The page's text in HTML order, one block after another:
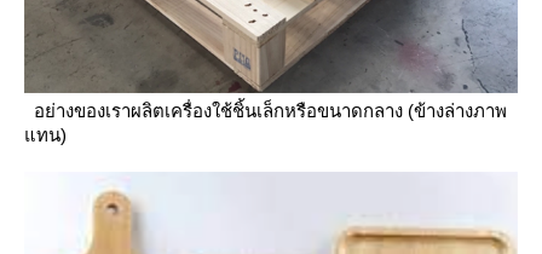
อย่างของเราผลิตเครื่องใช้ชิ้นเล็กหรือขนาดกลาง (ข้างล่างภาพ
ทน)